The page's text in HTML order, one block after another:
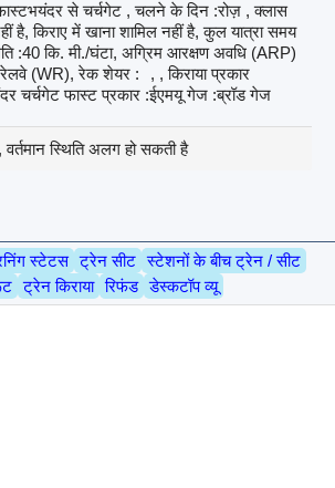
से चर्चगेट , चलने के दिन :रोज़ , क्लास
है, किराए में खाना शामिल नहीं है, कुल यात्रा समय
:40 कि. मी./घंटा, अग्रिम आरक्षण अवधि (ARP)
रेलवे (WR), रेक शेयर :
, , किराया प्रकार
चर्चगेट फास्ट प्रकार :ईएमयू गेज :ब्रॉड गेज
वर्तमान स्थिति अलग हो सकती है
स्टेटस ट्रेन सीट स्टेशनों के बीच ट्रेन / सीट
ट्रेन किराया रिफंड डेस्कटॉप व्यू